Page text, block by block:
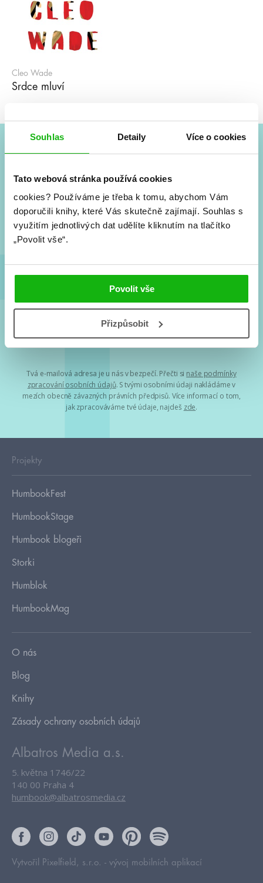
Souhlas Detaily Více o cookies
Tato webová stránka používá cookies
cookies? Používáme je třeba k tomu, abychom Vám
doporučili knihy, které Vás skutečně zajímají. Souhlas s
využitím jednotlivých dat udělíte kliknutím na tlačítko
„Povolit vše“.
Povolit vše
Přizpůsobit
Cleo Wade
Srdce mluví
Vše kolem #youngadult každý měsíc rovnou do mailu!
Nové knihy, co se chystá, kvízy, soutěže, autoři, filmové
a seriálové adaptace a další.
podmínkami zpracování osobních údajů
Tvá e-mailová adresa je u nás v bezpečí. Přečti si naše podmínky
zpracování osobních údajů. S tvými osobními údaji nakládáme v
mezích obecně závazných právních předpisů. Více informací o tom,
jak zpracováváme tvé údaje, najdeš zde.
Projekty
HumbookFest
HumbookStage
Humbook blogeři
Storki
Humblok
HumbookMag
O nás
Blog
Knihy
Zásady ochrany osobních údajů
Albatros Media a.s.
5. května 1746/22
140 00 Praha 4
humbook@albatrosmedia.cz
Vytvořil Pixelfield, s.r.o. - vývoj mobilních aplikací